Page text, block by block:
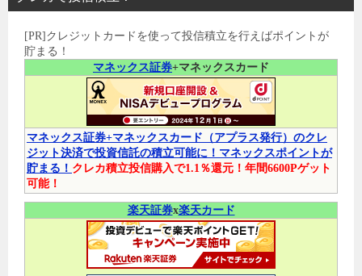
[PR]クレジットカードを使って投信積立を行えばポイントが
貯まる！
マネックス証券+マネックスカード
マネックス証券+マネックスカード（アプラス発行）のクレ
ジット決済で投資信託の積立可能に！マネックスポイントが
貯まる！ クレカ積立投信購入で1.1％還元！年間6600Pゲット
可能！
楽天証券x楽天カード